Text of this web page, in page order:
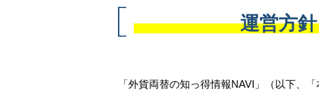
運営方
「外貨両替の知っ得情報NAVI」（以下、